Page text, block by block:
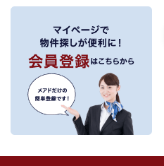
の申し出により取り止めます。
３．個人情報の第三者への提供
当社が保有する個人情報は、お客様との
理、売買取引にあっては契約後の管理・
内容に応じて、氏名、住所、電話番号、
を、書面、郵便物、電話、インターネッ
11.記載の第三者に提供されます。なお、
は停止いたします。
お客様から委託を受けた事項について
他の宅地建物取引業者。
フリーワ